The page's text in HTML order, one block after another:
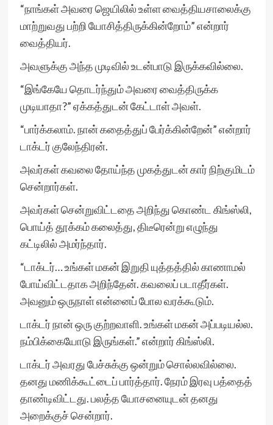
“நாங்கள் அவரை ஜெயிலில் உள்ள வைத்தியசாலைக்கு
மாற்றுவது பற்றி யோசித்திருக்கின்றோம்” என்றார்
வைத்தியர்.
அவளுக்கு அந்த முடிவில் உடன்பாடு இருக்கவில்லை.
“இங்கேயே தொடர்ந்தும் அவரை வைத்திருக்க
முடியாதா?” ஏக்கத்துடன் கேட்டாள் அவள்.
“பார்க்கலாம். நான் கதைத்துப் பேர்க்கின்றேன்” என்றார்
டாக்டர் குலேந்திரன்.
அவர்கள் கவலை தோய்ந்த முகத்துடன் கார் நிற்குமிடம்
சென்றார்கள்.
அவர்கள் சென்றுவிட்டதை அறிந்து கொண்ட கிங்ஸ்லி,
பொய்த் தூக்கம் கலைத்து, திடீரென்று எழுந்து
கட்டிலில் அமர்ந்தார்.
“டாக்டர்… உங்கள் மகன் இறுதி யுத்தத்தில் காணாமல்
போய்விட்டதாக அறிந்தேன். கவலைப் படாதீர்கள்.
அவனும் ஒருநாள் என்னைப் போல வரக்கூடும்.
டாக்டர் நான் ஒரு குற்றவாளி. உங்கள் மகன் அப்படியல்ல.
நம்பிக்கையோடு இருங்கள்.” என்றார் கிங்ஸ்லி.
டாக்டர் அவரது பேச்சுக்கு ஒன்றும் சொல்லவில்லை.
தனது மணிக்கூட்டைப் பார்த்தார். நேரம் இரவு பத்தைத்
தாண்டிவிட்டது. பலத்த யோசனையுடன் தனது
அறைக்குச் சென்றார்.